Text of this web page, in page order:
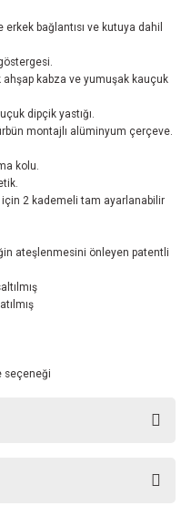
bağlantısı ve kutuya dahil
kabza ve yumuşak kauçuk
dipçik yastığı.
montajlı alüminyum çerçeve.
kolu.
2 kademeli tam ayarlanabilir
ateşlenmesini önleyen patentli
seçeneği